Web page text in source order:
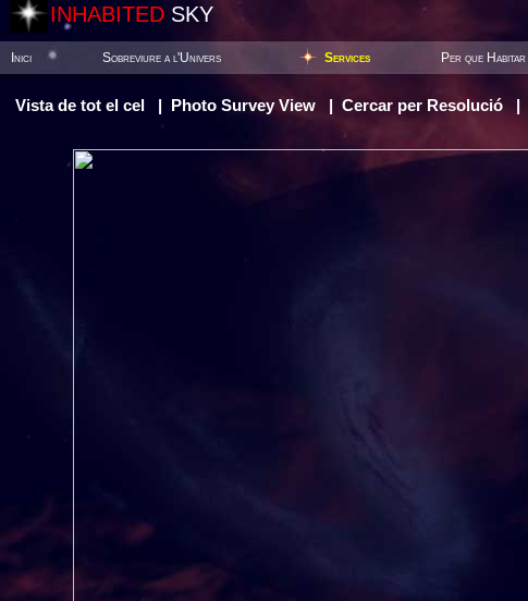
INHABITED SKY
Inici Sobreviure a l'Univers Services Per que Habitar
Vista de tot el cel Photo Survey View Cercar per Resolució